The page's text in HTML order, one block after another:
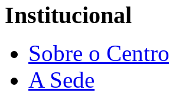
Institucional
Sobre o Centro
A Sede